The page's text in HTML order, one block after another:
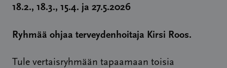
18.2., 18.3., 15.4. ja 27.5.2026
Ryhmää ohjaa terveydenhoitaja Kirsi Roos.
Tule vertaisryhmään tapaamaan toisia